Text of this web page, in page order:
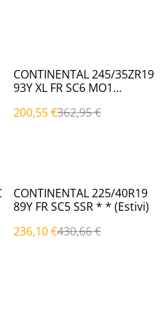
%
CONTINENTAL 245/35ZR19
93Y XL FR SC6 MO1
200,55 €362,95 €
%
CONTINENTAL 225/40R19
89Y FR SC5 SSR * * (Estivi)
236,10 €430,66 €